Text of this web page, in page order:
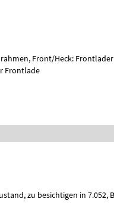
Front/Heck: Frontlader
Frontlade